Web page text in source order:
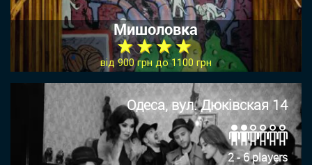
Мишоловка
★ ★ ★ ★
від 900 грн до 1100 грн
Одеса, вул. Дюківская 14
2 - 6 players